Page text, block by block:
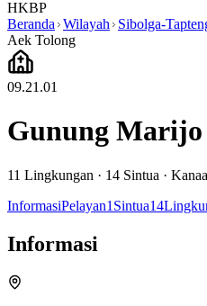
HKBP
Beranda Wilayah Sibolga-
Aek Tolong
09.21.01
Gunung Marijo
11 Lingkungan · 14 Sintua ·
InformasiPelayan1 Sintua14
Informasi